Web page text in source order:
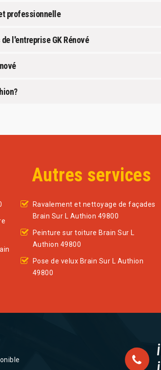
professionnelle
l'entreprise GK Rénové
Autres services
Ravalement et nettoyage de façades
Brain Sur L Authion 49800
Peinture sur toiture Brain Sur L
Authion 49800
Pose de velux Brain Sur L Authion
49800